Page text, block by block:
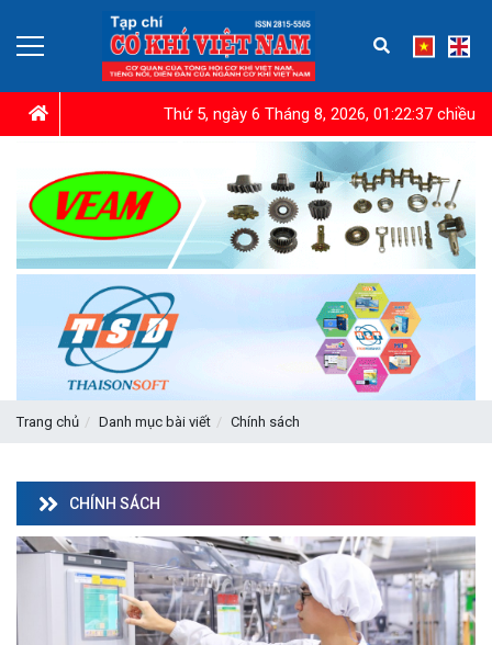
Thứ 5, ngày 6 Tháng 8, 2026, 01:22:38 chiều
Trang chủ Danh mục bài viết Chính sách
CHÍNH SÁCH